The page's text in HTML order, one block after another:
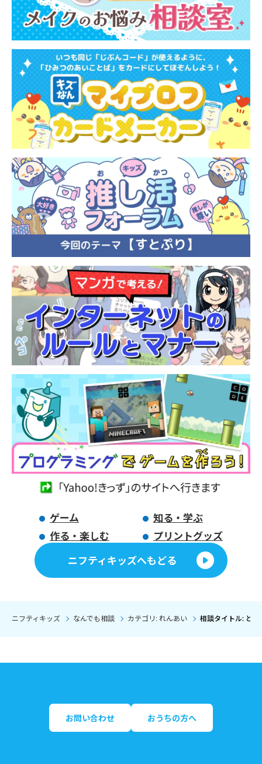
ゲーム
知る・学ぶ
作る・楽しむ
プリントグッズ
ニフティキッズへもどる
ニフティキッズ なんでも相談 カテゴリ: れんあい 相談タイトル: ど
お問い合わせ おうちの方へ